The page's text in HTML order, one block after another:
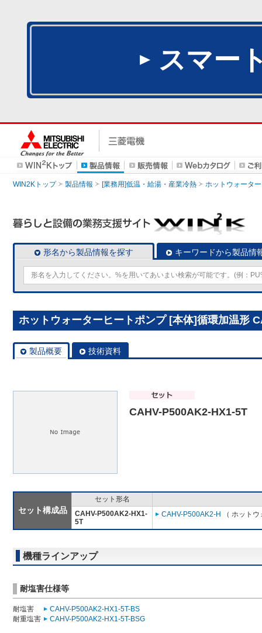
スマー
WIN2Kトップ 製品情報 [業務用]低温・給湯・産業冷熱 ホットウォータ
形名から製品情報を探す キーワードから製品情
ホットウォーターヒートポンプ [本体]循環加温形
製品概要 技術資料
CAHV-P500AK2-HX1-5T
セット構成品
セット形名
CAHV-P500AK2-HX1-
5T
CAHV-P500AK2-H （ ホット
機種ラインアップ
耐塩害仕様等
耐塩害
CAHV-P500AK2-HX1-5T-BS
耐重塩害
CAHV-P500AK2-HX1-5T-BSG